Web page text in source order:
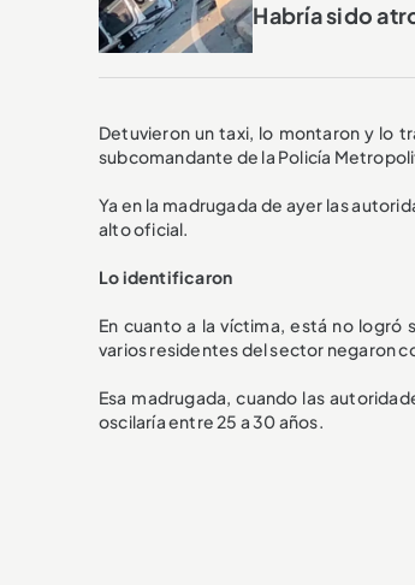
Habría sido
Detuvieron un taxi, lo montaron y lo
subcomandante de la Policía
Ya en la madrugada de ayer las
alto oficial.
Lo identificaron
En cuanto a la víctima, está no
varios residentes del sector negaron
Esa madrugada, cuando las
oscilaría entre 25 a 30 años.